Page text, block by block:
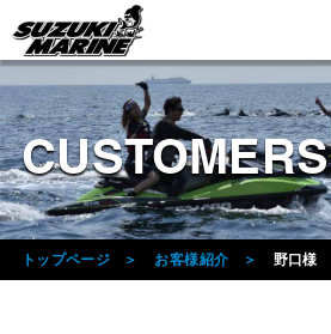
CUSTOMERS
トップページ お客様紹介 野口様